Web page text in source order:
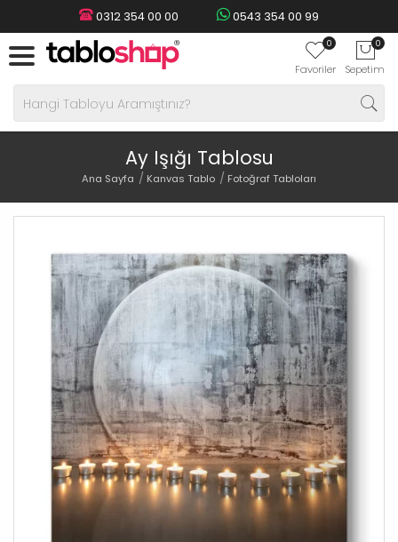
0312 354 00 00 0543 354 00 99
0
Favoriler
0
Sepetim
Ay Işığı Tablosu
Ana Sayfa Kanvas Tablo Fotoğraf Tabloları